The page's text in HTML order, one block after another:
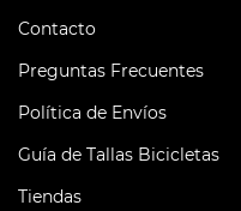
Contacto
Preguntas Frecuentes
Política de Envíos
Guía de Tallas Bicicletas
Tiendas